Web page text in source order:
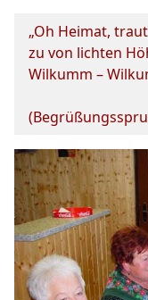
„Oh Heimat,
zu von lichten
Wilkumm –